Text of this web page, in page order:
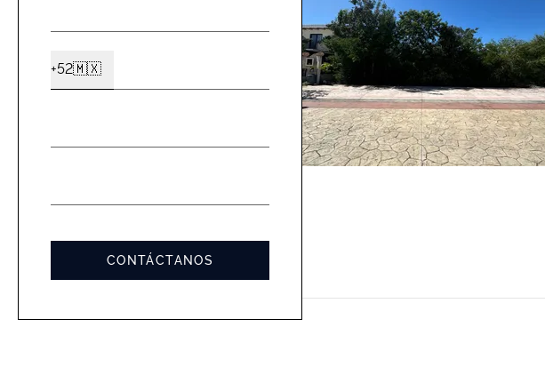
Ext2
+52🇲🇽
CELULAR
EMAIL
CONTÁCTANOS